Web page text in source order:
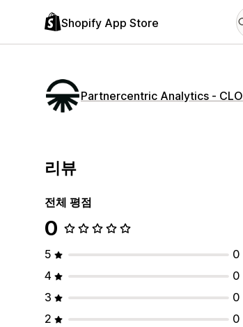
Shopify App Store
Partnercentric Analytics ‑ CLO
리뷰
전체 평점
0
5
0
4
0
3
0
2
0